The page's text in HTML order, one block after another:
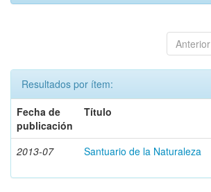
Anterior
Resultados por ítem:
Fecha de
publicación
Título
2013-07 Santuario de la Naturaleza